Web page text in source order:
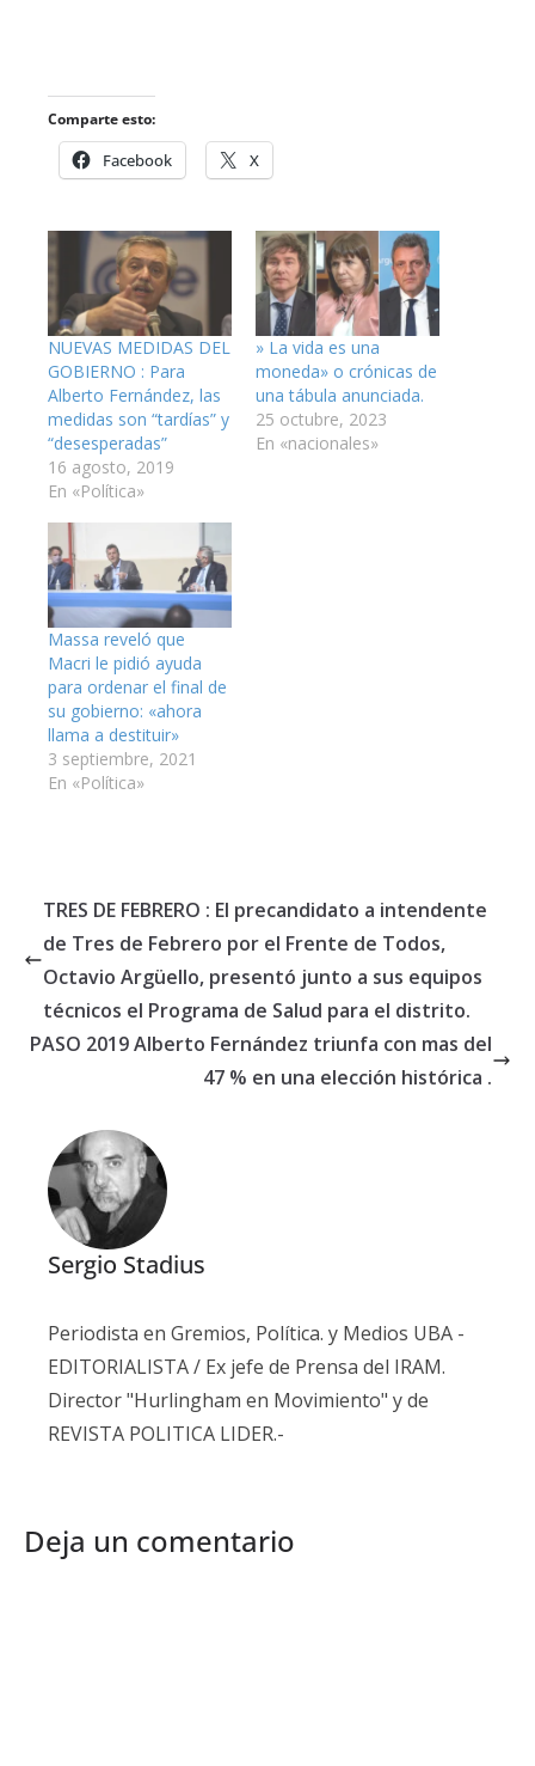
Comparte esto:
Facebook X
NUEVAS MEDIDAS DEL
GOBIERNO : Para
Alberto Fernández, las
medidas son “tardías” y
“desesperadas”
16 agosto, 2019
En «Política»
» La vida es una
moneda» o crónicas de
una tábula anunciada.
25 octubre, 2023
En «nacionales»
Massa reveló que
Macri le pidió ayuda
para ordenar el final de
su gobierno: «ahora
llama a destituir»
3 septiembre, 2021
En «Política»
TRES DE FEBRERO : El precandidato a intendente
de Tres de Febrero por el Frente de Todos,
Octavio Argüello, presentó junto a sus equipos
técnicos el Programa de Salud para el distrito.
PASO 2019 Alberto Fernández triunfa con mas del
47 % en una elección histórica .
Sergio Stadius
Periodista en Gremios, Política. y Medios UBA -
EDITORIALISTA / Ex jefe de Prensa del IRAM.
Director "Hurlingham en Movimiento" y de
REVISTA POLITICA LIDER.-
Deja un comentario